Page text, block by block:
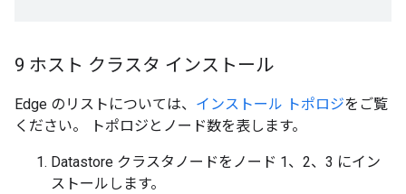
9 ホスト クラスタ インストール
Edge のリストについては、 インストール トポロジをご覧
ください。 トポロジとノード数を表します。
Datastore クラスタノードをノード 1、2、3 にイン
ストールします。